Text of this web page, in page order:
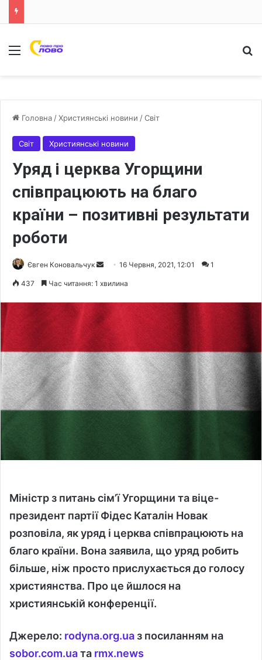
Меню
Головна /Християнські новини /Світ
Світ Християнські новини
Уряд і церква Угорщини
співпрацюють на благо
країни – позитивні результати
роботи
Євген Коновальчук
a
e
m
a
i
l
16 Червня, 2021, 12:01 1
437 Час читання: 1 хвилина
Міністр з питань сім’ї Угорщини та віце-
президент партії Фідес Каталін Новак
розповіла, якуряд і церква співпрацюють на
благо країни. Вона заявила, щоуряд робить
більше, ніж просто прислухається до голосу
християнства. Про це йшлося на
християнській конференції.
Джерело: rodyna.org.uaз посиланням на
sobor.com.uaта rmx.news